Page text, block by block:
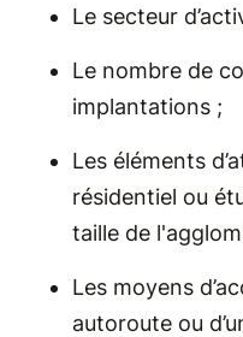
Le secteur
Le nombre de
implantations ;
Les éléments
résidentiel ou
taille de
Les moyens
autoroute ou